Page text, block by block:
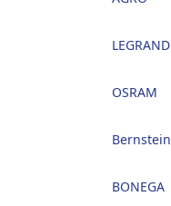
LEGRAND
OSRAM
Bernstein
BONEGA